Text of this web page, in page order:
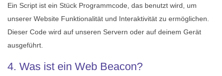
Ein Script ist ein Stück Programmcode, das benutzt wird, um
unserer Website Funktionalität und Interaktivität zu ermöglichen.
Dieser Code wird auf unseren Servern oder auf deinem Gerät
ausgeführt.
4. Was ist ein Web Beacon?